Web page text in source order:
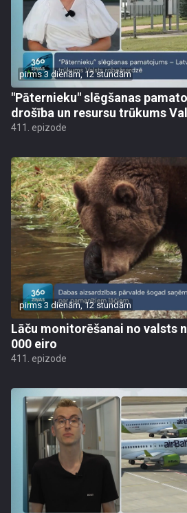
pirms 3 dienām, 12 stundām
"Pāternieku" slēgšanas
drošība un resursu trūkums
411. epizode
pirms 3 dienām, 12 stundām
Lāču monitorēšanai no valsts
000 eiro
411. epizode